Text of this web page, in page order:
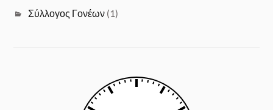
Σύλλογος Γονέων (1)